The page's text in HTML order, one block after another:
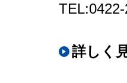
詳しく